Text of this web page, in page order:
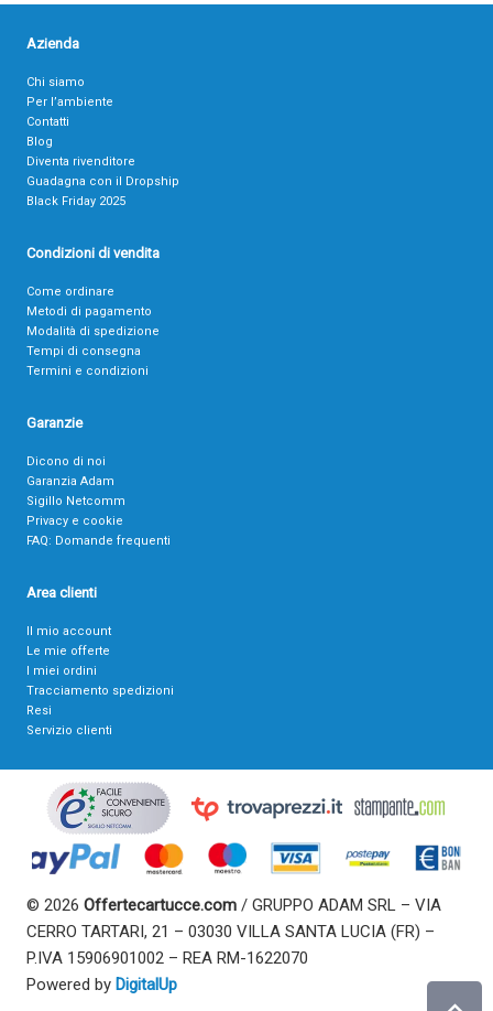
Azienda
Chi siamo
Per l’ambiente
Contatti
Blog
Diventa rivenditore
Guadagna con il Dropship
Black Friday 2025
Condizioni di vendita
Come ordinare
Metodi di pagamento
Modalità di spedizione
Tempi di consegna
Termini e condizioni
Garanzie
Dicono di noi
Garanzia Adam
Sigillo Netcomm
Privacy e cookie
FAQ: Domande frequenti
Area clienti
Il mio account
Le mie offerte
I miei ordini
Tracciamento spedizioni
Resi
Servizio clienti
© 2026 Offertecartucce.com / GRUPPO ADAM SRL – VIA
CERRO TARTARI, 21 – 03030 VILLA SANTA LUCIA (FR) –
P.IVA 15906901002 – REA RM-1622070
Powered by DigitalUp